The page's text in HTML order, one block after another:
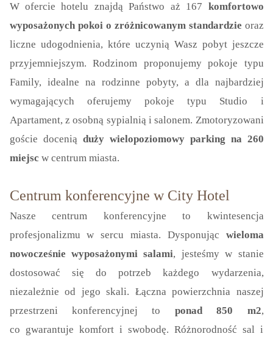
W ofercie hotelu znajdą Państwo aż 167 komfortowo
wyposażonych pokoi o zróżnicowanym standardzie oraz
liczne udogodnienia, które uczynią Wasz pobyt jeszcze
przyjemniejszym. Rodzinom proponujemy pokoje typu
Family, idealne na rodzinne pobyty, a dla najbardziej
wymagających oferujemy pokoje typu Studio i
Apartament, z osobną sypialnią i salonem. Zmotoryzowani
goście docenią duży wielopoziomowy parking na 260
miejsc w centrum miasta.
Centrum konferencyjne w City Hotel
Nasze centrum konferencyjne to kwintesencja
profesjonalizmu w sercu miasta. Dysponując wieloma
nowocześnie wyposażonymi salami, jesteśmy w stanie
dostosować się do potrzeb każdego wydarzenia,
niezależnie od jego skali. Łączna powierzchnia naszej
przestrzeni konferencyjnej to ponad 850 m2,
co gwarantuje komfort i swobodę. Różnorodność sal i